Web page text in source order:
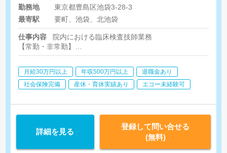
出
勤務地
東京都豊島区池袋3-28-3
最寄駅
要町、池袋、北池袋
仕事内容
院内における臨床検査技師業務
【常勤・非常勤】
【常勤】
検体検査（PCR検査含む）
月給30万円以上 年収500万円以上
退職金あり
社会保険完備
産休・育休実績あり エコー未経験可
詳細を見る
登録して問い合せる
(無料)